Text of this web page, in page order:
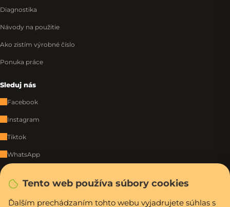
Tento web používa súbory cookies
Ďalším prechádzaním tohto webu vyjadrujete súhlas s
Diagnostika
Návody na použitie
Ako zistím výrobné číslo
Ponuka práce
Sleduj nás
Facebook
Instagram
Tiktok
WhatsApp
Rýchla a bezpečná platba